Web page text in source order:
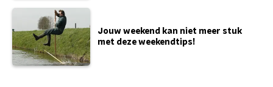
Jouw weekend kan niet meer stuk
met deze weekendtips!